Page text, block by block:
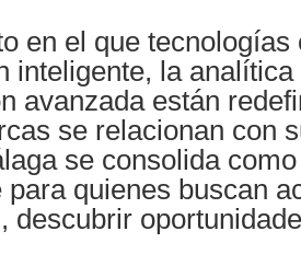
en el que tecnologías
inteligente, la
avanzada están
se relacionan con
se consolida
quienes buscan
descubrir